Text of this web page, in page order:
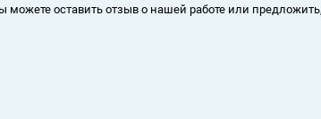
можете оставить отзыв о нашей работе или